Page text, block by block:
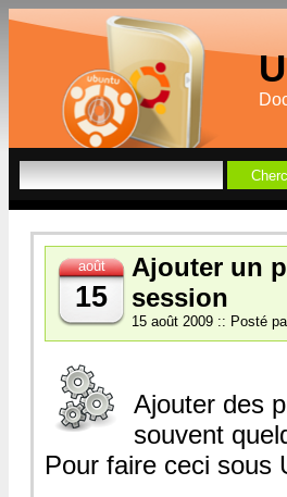
août
15
Ajouter un
session
15 août 2009 :: Posté
Ajouter des
souvent
Pour faire ceci sous